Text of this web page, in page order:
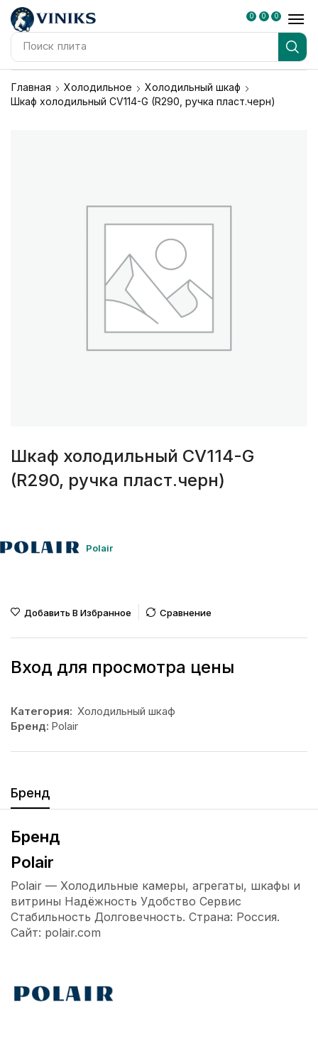
Поиск плита
0 0 0
Главная Холодильное
Холодильный шкаф
Шкаф холодильный CV114-G (R290, ручка пласт.черн)
Шкаф холодильный CV114-G
(R290, ручка пласт.черн)
Polair
Добавить В Избранное Сравнение
Вход для просмотра цены
Категория: Холодильный шкаф
Бренд: Polair
Бренд
Бренд
Polair
Polair — Холодильные камеры, агрегаты, шкафы и
витрины Надёжность Удобство Сервис
Стабильность Долговечность. Страна: Россия.
Сайт: polair.com